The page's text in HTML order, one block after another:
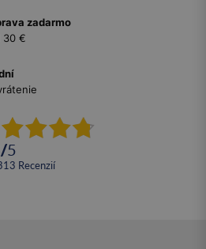
zadarmo
30 €
/5
recenzií